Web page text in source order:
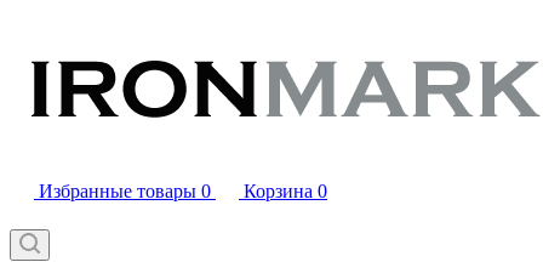
Избранные товары 0 Корзина 0